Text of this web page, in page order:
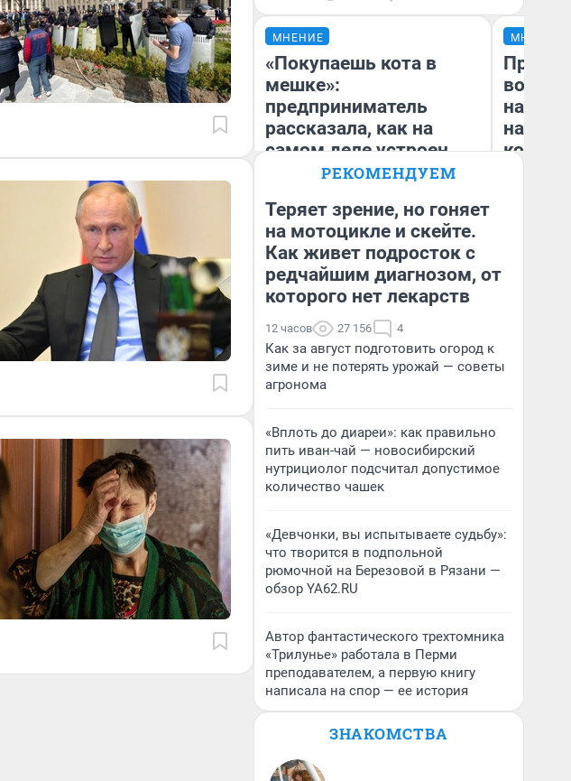
МНЕНИЕ
«Покупаешь кота в
мешке»:
предприниматель
рассказала, как на
самом деле устроен
бизнес со складами
Наталья Шорохова
Открыла кофейную точку на
деньги соцразвития
МНЕНИЕ
нам
РЕКОМЕНДУЕМ
Теряет зрение, но гоняет
на мотоцикле и скейте.
Как живет подросток с
редчайшим диагнозом, от
которого нет лекарств
12 часов 27 156 4
Как за август подготовить огород к
зиме и не потерять урожай — советы
агронома
«Вплоть до диареи»: как правильно
пить иван-чай — новосибирский
нутрициолог подсчитал допустимое
количество чашек
«Девчонки, вы испытываете судьбу»:
что творится в подпольной
рюмочной на Березовой в Рязани —
обзор YA62.RU
Автор фантастического трехтомника
«Трилунье» работала в Перми
преподавателем, а первую книгу
написала на спор — ее история
ЗНАКОМСТВА